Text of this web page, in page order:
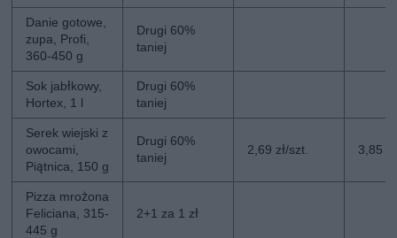
Danie gotowe,
zupa, Profi,
360-450 g
Drugi 60%
taniej
Sok jabłkowy,
Hortex, 1 l
Drugi 60%
taniej
Serek wiejski z
owocami,
Piątnica, 150 g
Drugi 60%
taniej
2,69 zł/szt. 3,85
Pizza mrożona
Feliciana, 315-
445 g
2+1 za 1 zł